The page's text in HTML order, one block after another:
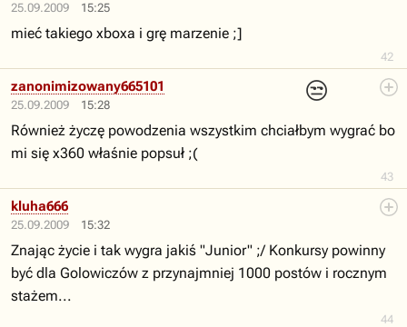
25.09.2009 15:25
42
mieć takiego xboxa i grę marzenie ;]
25.09.2009 15:28
😒
43
zanonimizowany665101
Również życzę powodzenia wszystkim chciałbym wygrać bo
mi się x360 właśnie popsuł ;(
25.09.2009 15:32
44
kluha666
Znając życie i tak wygra jakiś "Junior" ;/ Konkursy powinny
być dla Golowiczów z przynajmniej 1000 postów i rocznym
stażem...